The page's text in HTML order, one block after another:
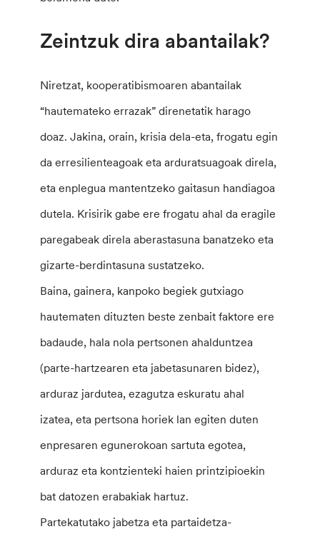
Zeintzuk dira abantailak?
Niretzat, kooperatibismoaren abantailak
“hautemateko errazak” direnetatik harago
doaz. Jakina, orain, krisia dela-eta, frogatu egin
da erresilienteagoak eta arduratsuagoak direla,
eta enplegua mantentzeko gaitasun handiagoa
dutela. Krisirik gabe ere frogatu ahal da eragile
paregabeak direla aberastasuna banatzeko eta
gizarte-berdintasuna sustatzeko.
Baina, gainera, kanpoko begiek gutxiago
hautematen dituzten beste zenbait faktore ere
badaude, hala nola pertsonen ahalduntzea
(parte-hartzearen eta jabetasunaren bidez),
arduraz jardutea, ezagutza eskuratu ahal
izatea, eta pertsona horiek lan egiten duten
enpresaren egunerokoan sartuta egotea,
arduraz eta kontzienteki haien printzipioekin
bat datozen erabakiak hartuz.
Partekatutako jabetza eta partaidetza-